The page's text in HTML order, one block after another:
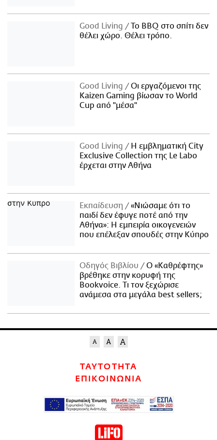
Good Living
Το BBQ στο σπίτι δεν
θέλει χώρο. Θέλει τρόπο.
Good Living
Οι εργαζόμενοι της
Kaizen Gaming βίωσαν το World
Cup από "μέσα"
Good Living
Η εμβληματική City
Exclusive Collection της Le Labo
έρχεται στην Αθήνα
Εκπαίδευση
«Νιώσαμε ότι το
παιδί δεν έφυγε ποτέ από την
Αθήνα»: Η εμπειρία οικογενειών
που επέλεξαν σπουδές στην Κύπρο
Οδηγός Βιβλίου
Ο «Καθρέφτης»
βρέθηκε στην κορυφή της
Bookvoice. Τι τον ξεχώρισε
ανάμεσα στα μεγάλα best sellers;
ΤΑΥΤΟΤΗΤΑ
ΕΠΙΚΟΙΝΩΝΙΑ